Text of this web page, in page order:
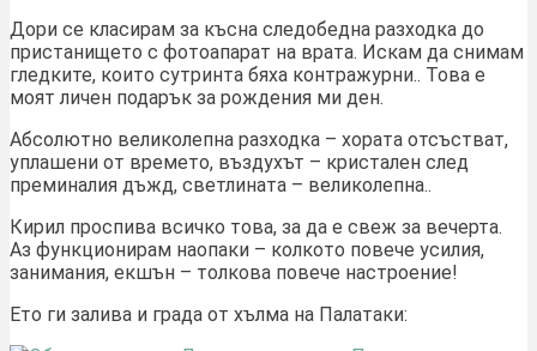
Дори се класирам за късна следобедна разходка до
пристанището с фотоапарат на врата. Искам да снимам
гледките, които сутринта бяха контражурни.. Това е
моят личен подарък за рождения ми ден.
Абсолютно великолепна разходка – хората отсъстват,
уплашени от времето, въздухът – кристален след
преминалия дъжд, светлината – великолепна..
Кирил проспива всичко това, за да е свеж за вечерта.
Аз функционирам наопаки – колкото повече усилия,
занимания, екшън – толкова повече настроение!
Ето ги залива и града от хълма на Палатаки: